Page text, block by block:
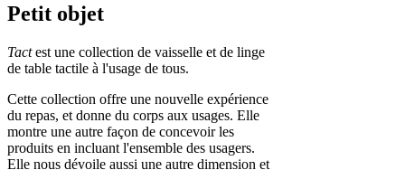
Petit objet
Tactest une collection de vaisselle et de linge
de table tactile à l'usage de tous.
Cette collection offre une nouvelle expérience
du repas, et donne du corps aux usages. Elle
montre une autre façon de concevoir les
produits en incluant l'ensemble des usagers.
Elle nous dévoile aussi une autre dimension et